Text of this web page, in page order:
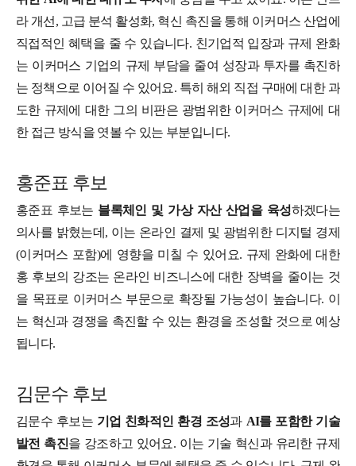
라 개선, 고급 분석 활성화, 혁신 촉진을 통해 이커머스 산업에
직접적인 혜택을 줄 수 있습니다. 친기업적 입장과 규제 완화
는 이커머스 기업의 규제 부담을 줄여 성장과 투자를 촉진하
는 정책으로 이어질 수 있어요. 특히 해외 직접 구매에 대한 과
도한 규제에 대한 그의 비판은 광범위한 이커머스 규제에 대
한 접근 방식을 엿볼 수 있는 부분입니다.
홍준표 후보
홍준표 후보는 블록체인 및 가상 자산 산업을 육성하겠다는
의사를 밝혔는데, 이는 온라인 결제 및 광범위한 디지털 경제
(이커머스 포함)에 영향을 미칠 수 있어요. 규제 완화에 대한
홍 후보의 강조는 온라인 비즈니스에 대한 장벽을 줄이는 것
을 목표로 이커머스 부문으로 확장될 가능성이 높습니다. 이
는 혁신과 경쟁을 촉진할 수 있는 환경을 조성할 것으로 예상
됩니다.
김문수 후보
김문수 후보는 기업 친화적인 환경 조성과 AI를 포함한 기술
발전 촉진을 강조하고 있어요. 이는 기술 혁신과 유리한 규제